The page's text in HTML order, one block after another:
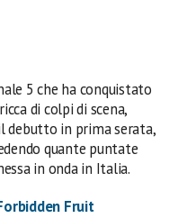
5 che ha conquistato
di colpi di scena,
debutto in prima serata,
quante puntate
in onda in Italia.
Fruit